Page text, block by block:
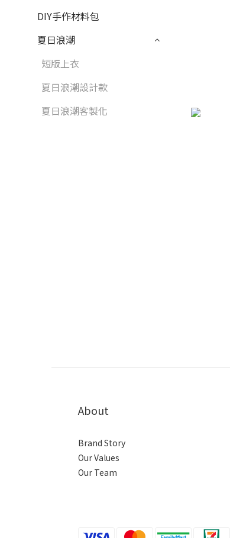
DIY手作材料包
夏日浪潮
短版上衣
夏日浪潮設計款
夏日浪潮客製化
About
Brand Story
Our Values
Our Team